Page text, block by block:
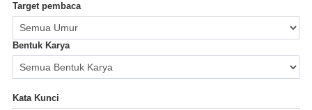
Target pembaca
Bentuk Karya
Kata Kunci